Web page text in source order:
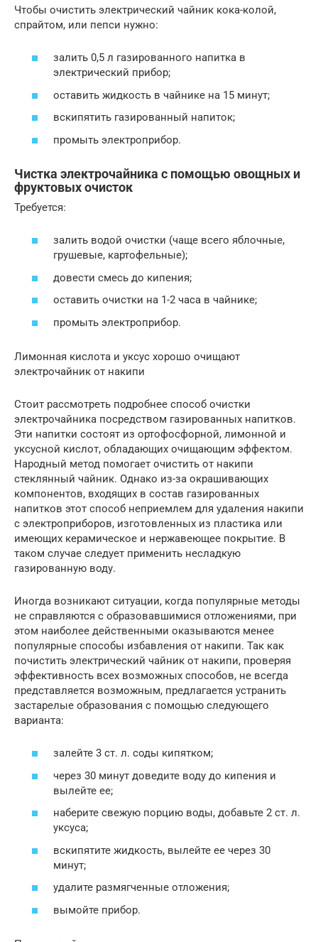
Чтобы очистить электрический чайник кока-колой,
спрайтом, или пепси нужно:
залить 0,5 л газированного напитка в
электрический прибор;
оставить жидкость в чайнике на 15 минут;
вскипятить газированный напиток;
промыть электроприбор.
Чистка электрочайника с помощью овощных и
фруктовых очисток
Требуется:
залить водой очистки (чаще всего яблочные,
грушевые, картофельные);
довести смесь до кипения;
оставить очистки на 1-2 часа в чайнике;
промыть электроприбор.
Лимонная кислота и уксус хорошо очищают
электрочайник от накипи
Стоит рассмотреть подробнее способ очистки
электрочайника посредством газированных напитков.
Эти напитки состоят из ортофосфорной, лимонной и
уксусной кислот, обладающих очищающим эффектом.
Народный метод помогает очистить от накипи
стеклянный чайник. Однако из-за окрашивающих
компонентов, входящих в состав газированных
напитков этот способ неприемлем для удаления накипи
с электроприборов, изготовленных из пластика или
имеющих керамическое и нержавеющее покрытие. В
таком случае следует применить несладкую
газированную воду.
Иногда возникают ситуации, когда популярные методы
не справляются с образовавшимися отложениями, при
этом наиболее действенными оказываются менее
популярные способы избавления от накипи. Так как
почистить электрический чайник от накипи, проверяя
эффективность всех возможных способов, не всегда
представляется возможным, предлагается устранить
застарелые образования с помощью следующего
варианта:
залейте 3 ст. л. соды кипятком;
через 30 минут доведите воду до кипения и
вылейте ее;
наберите свежую порцию воды, добавьте 2 ст. л.
уксуса;
вскипятите жидкость, вылейте ее через 30
минут;
удалите размягченные отложения;
вымойте прибор.